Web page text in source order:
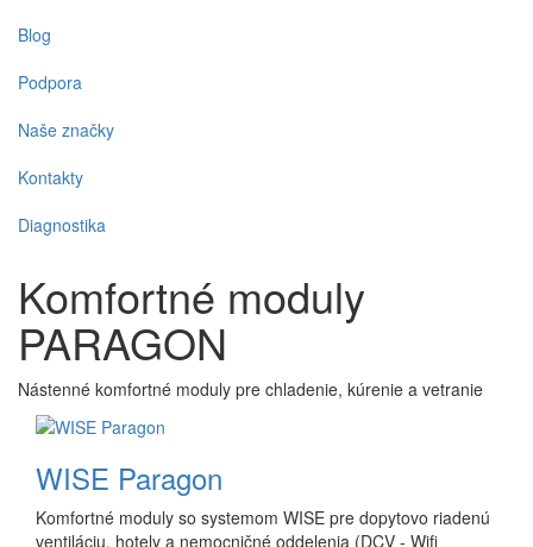
Blog
Podpora
Naše značky
Kontakty
Diagnostika
Komfortné moduly
PARAGON
Nástenné komfortné moduly pre chladenie, kúrenie a vetranie
WISE Paragon
Komfortné moduly so systemom WISE pre dopytovo riadenú
ventiláciu, hotely a nemocničné oddelenia (DCV - Wifi